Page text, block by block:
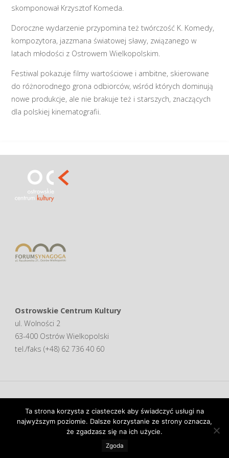
skomponował Krzysztof Komeda.
Doroczne wydarzenie przypomina też twórczość K. Komedy,
kompozytora, jazzmana światowej sławy, związanego w
latach młodości z Ostrowem Wielkopolskim.
Festiwal pokazuje filmy wartościowe i ambitne, skierowane
do różnorodnego grona odbiorców, wśród których dominują
nowe produkcje, ale nie brakuje też i starszych, znaczących
dla polskiej kinematografii.
Ostrowskie Centrum Kultury
ul. Wolności 2
63-400 Ostrów Wielkopolski
tel./faks (+48) 62 736 40 60
Oparte naFluida &WordPress.
Ta strona korzysta z ciasteczek aby świadczyć usługi na
najwyższym poziomie. Dalsze korzystanie ze strony oznacza,
że zgadzasz się na ich użycie.
Zgoda